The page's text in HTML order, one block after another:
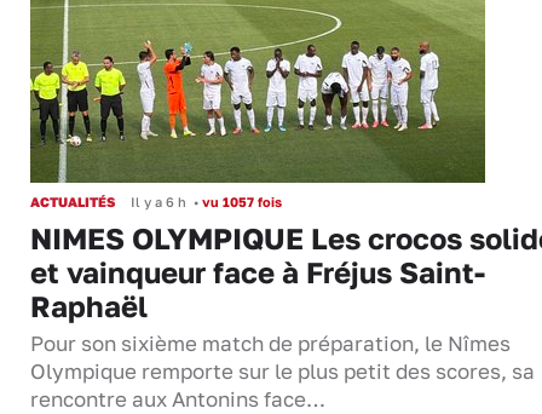
ACTUALITÉS Il y a 6 h • vu 1057 fois
NIMES OLYMPIQUE Les crocos
et vainqueur face à Fréjus Saint-
Raphaël
Pour son sixième match de préparation, le Nîmes
Olympique remporte sur le plus petit des scores, sa
rencontre aux Antonins face…